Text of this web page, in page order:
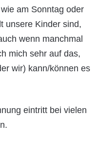
am Sonntag oder
unsere Kinder sind,
wenn manchmal
mich sehr auf das,
wir) kann/können es
eintritt bei vielen